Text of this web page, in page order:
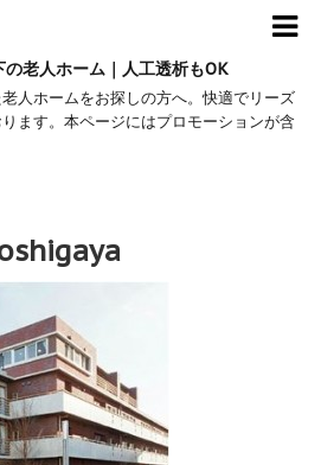
老人ホーム｜人工透析もOK
人ホームをお探しの方へ。快適でリーズ
ます。本ページにはプロモーションが含